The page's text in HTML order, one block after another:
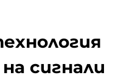
сигнали